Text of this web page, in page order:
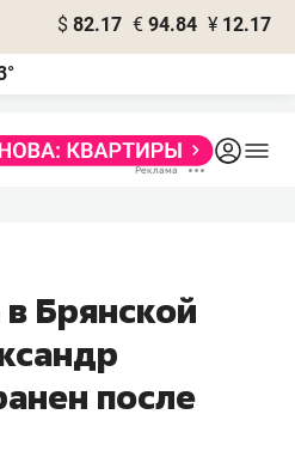
$ 82.17 € 94.84 ¥ 12.17
в Брянской
после